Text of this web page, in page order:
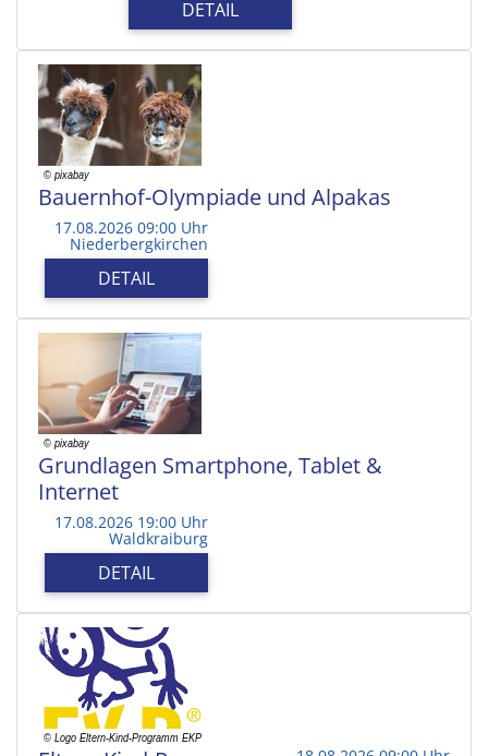
DETAIL
Bauernhof-Olympiade und Alpakas
17.08.2026 09:00 Uhr
Niederbergkirchen
DETAIL
Grundlagen Smartphone, Tablet &
Internet
17.08.2026 19:00 Uhr
Waldkraiburg
DETAIL